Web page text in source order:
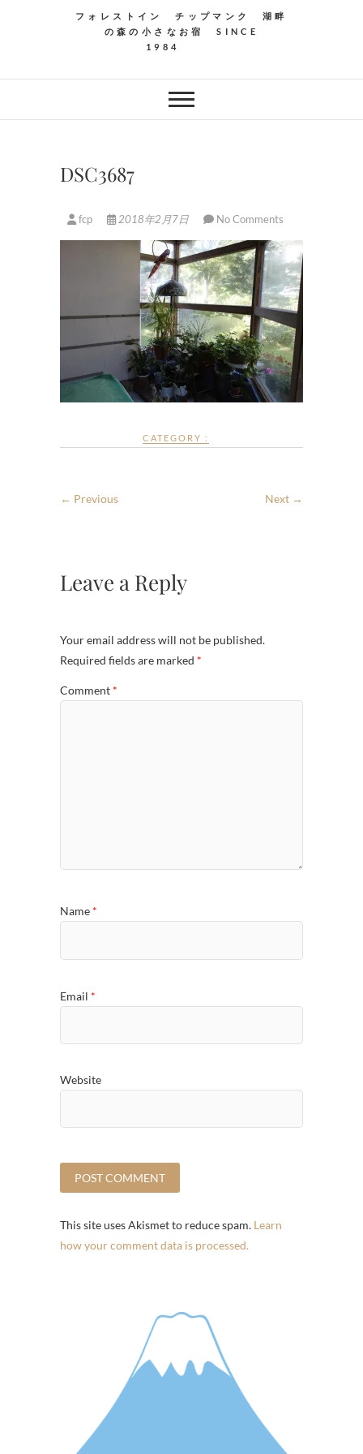
フォレストイン チップマンク 湖畔
の森の小さなお宿 SINCE
1984
DSC3687
fcp 2018年2月7日 No Comments
CATEGORY :
← Previous Next →
Leave a Reply
Your email address will not be published.
Required fields are marked *
Comment *
Name *
Email *
Website
This site uses Akismet to reduce spam. Learn
how your comment data is processed.